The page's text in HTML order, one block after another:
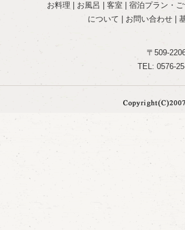
お料理
お風呂 客室
宿泊プラン・
について
お問い合わせ
〒509-
TEL: 0576-